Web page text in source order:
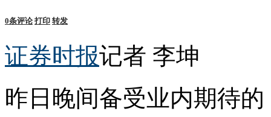
0条评论 打印 转发
证券时报记者 李坤
昨日晚间备受业内期待